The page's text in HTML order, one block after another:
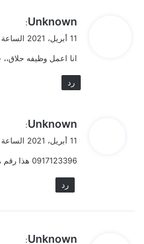
ي
ل
Unknown
:
11 أبريل، 2021 الساعة 4:54 م
انا اعمل وظيفه حلاق،،
رد
ي
ل
Unknown
:
11 أبريل، 2021 الساعة 4:56 م
0917123396 هذا رقم هاتفي في أي مكان اي زمان
رد
يUnknown
: